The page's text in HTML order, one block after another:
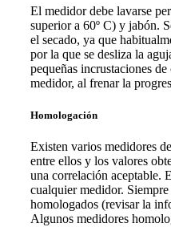
El medidor debe lavarse
superior a 60º C) y jabón.
el secado, ya que
por la que se desliza la
pequeñas incrustaciones
medidor, al frenar la
Homologación
Existen varios medidores
entre ellos y los valores
una correlación aceptable.
cualquier medidor.
homologados (revisar la
Algunos medidores